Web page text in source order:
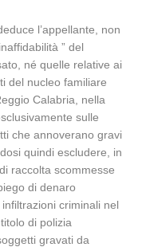
l’appellante, non
” del
né quelle relative ai
del nucleo familiare
Calabria, nella
sulle
che annoverano gravi
quindi escludere, in
raccolta scommesse
di denaro
criminali nel
di polizia
gravati da